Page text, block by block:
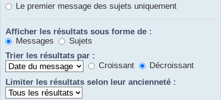
Le premier message des sujets uniquement
Afficher les résultats sous forme de :
Messages
Sujets
Trier les résultats par :
Croissant
Décroissant
Limiter les résultats selon leur ancienneté :